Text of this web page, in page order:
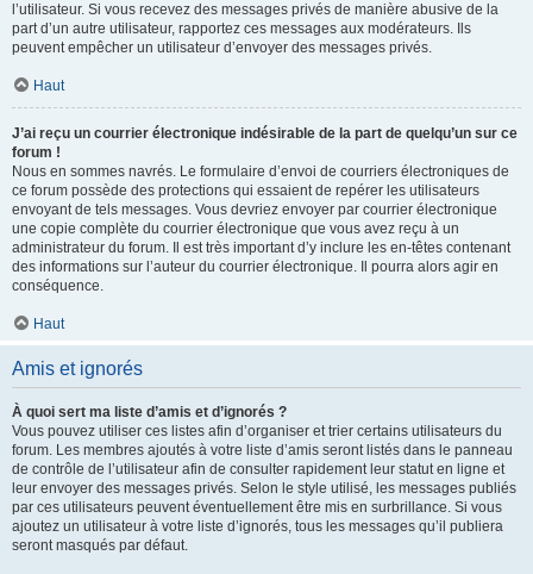
l’utilisateur. Si vous recevez des messages privés de manière abusive de la
part d’un autre utilisateur, rapportez ces messages aux modérateurs. Ils
peuvent empêcher un utilisateur d’envoyer des messages privés.
Haut
J’ai reçu un courrier électronique indésirable de la part de quelqu’un sur ce
forum !
Nous en sommes navrés. Le formulaire d’envoi de courriers électroniques de
ce forum possède des protections qui essaient de repérer les utilisateurs
envoyant de tels messages. Vous devriez envoyer par courrier électronique
une copie complète du courrier électronique que vous avez reçu à un
administrateur du forum. Il est très important d’y inclure les en-têtes contenant
des informations sur l’auteur du courrier électronique. Il pourra alors agir en
conséquence.
Haut
Amis et ignorés
À quoi sert ma liste d’amis et d’ignorés ?
Vous pouvez utiliser ces listes afin d’organiser et trier certains utilisateurs du
forum. Les membres ajoutés à votre liste d’amis seront listés dans le panneau
de contrôle de l’utilisateur afin de consulter rapidement leur statut en ligne et
leur envoyer des messages privés. Selon le style utilisé, les messages publiés
par ces utilisateurs peuvent éventuellement être mis en surbrillance. Si vous
ajoutez un utilisateur à votre liste d’ignorés, tous les messages qu’il publiera
seront masqués par défaut.